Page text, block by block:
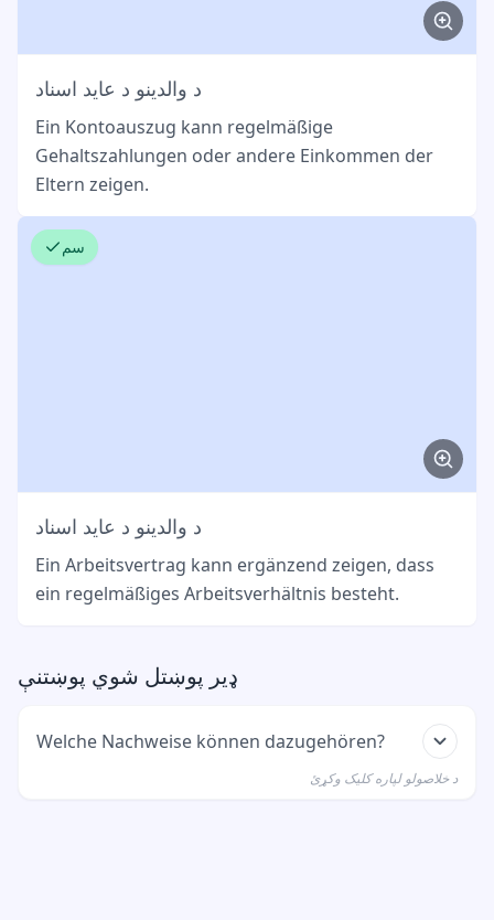
د والدینو د عاید اسناد
Ein Kontoauszug kann regelmäßige
Gehaltszahlungen oder andere Einkommen der
Eltern zeigen.
سم
د والدینو د عاید اسناد
Ein Arbeitsvertrag kann ergänzend zeigen, dass
ein regelmäßiges Arbeitsverhältnis besteht.
ډیر پوښتل شوي پوښتنې
Welche Nachweise können dazugehören?
د خلاصولو لپاره کلیک وکړئ